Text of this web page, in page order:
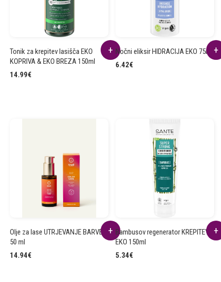
Tonik za krepitev lasišča EKO
KOPRIVA & EKO BREZA 150ml
14.99€
Nočni eliksir HIDRACIJA EKO 75ml
6.42€
Olje za lase UTRJEVANJE BARVE
50 ml
14.94€
Bambusov regenerator KREPITEV
EKO 150ml
5.34€